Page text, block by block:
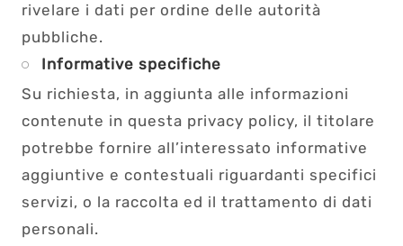
rivelare i dati per ordine delle autorità
pubbliche.
Informative specifiche
Su richiesta, in aggiunta alle informazioni
contenute in questa privacy policy, il titolare
potrebbe fornire all’interessato informative
aggiuntive e contestuali riguardanti specifici
servizi, o la raccolta ed il trattamento di dati
personali.